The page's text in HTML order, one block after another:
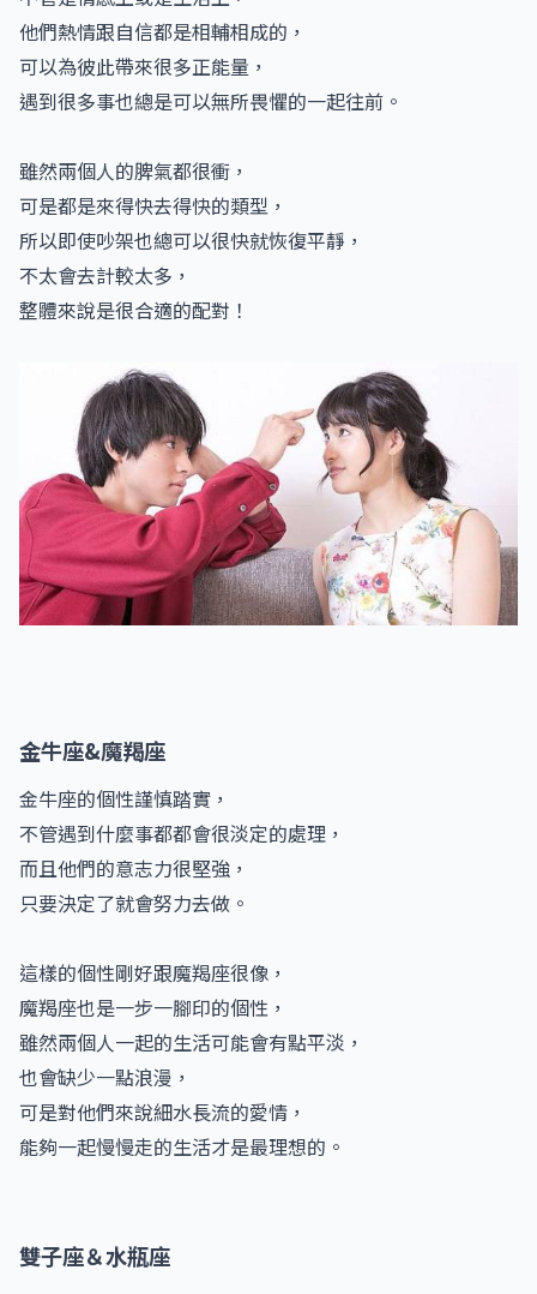
他們熱情跟自信都是相輔相成的，
可以為彼此帶來很多正能量，
遇到很多事也總是可以無所畏懼的一起往前。
雖然兩個人的脾氣都很衝，
可是都是來得快去得快的類型，
所以即使吵架也總可以很快就恢復平靜，
不太會去計較太多，
整體來說是很合適的配對！
金牛座&魔羯座
金牛座的個性謹慎踏實，
不管遇到什麼事都都會很淡定的處理，
而且他們的意志力很堅強，
只要決定了就會努力去做。
這樣的個性剛好跟魔羯座很像，
魔羯座也是一步一腳印的個性，
雖然兩個人一起的生活可能會有點平淡，
也會缺少一點浪漫，
可是對他們來說細水長流的愛情，
能夠一起慢慢走的生活才是最理想的。
雙子座＆水瓶座